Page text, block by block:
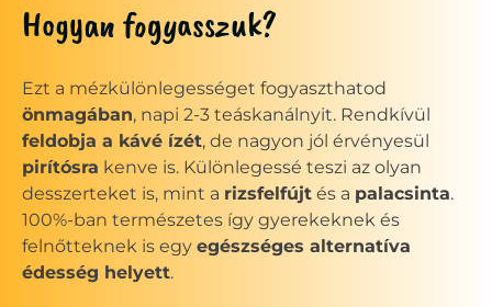
Hogyan fogyasszuk?
Ezt a mézkülönlegességet fogyaszthatod
önmagában, napi 2-3 teáskanálnyit. Rendkívül
feldobja a kávé ízét, de nagyon jól érvényesül
pirítósra kenve is. Különlegessé teszi az olyan
desszerteket is, mint a rizsfelfújt és a palacsinta.
100%-ban természetes így gyerekeknek és
felnőtteknek is egy egészséges alternatíva
édesség helyett.